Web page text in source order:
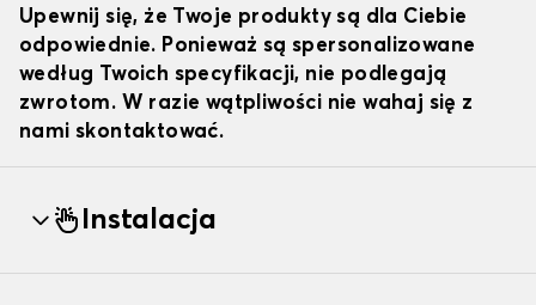
Upewnij się, że Twoje produkty są dla Ciebie
odpowiednie. Ponieważ są spersonalizowane
według Twoich specyfikacji, nie podlegają
zwrotom. W razie wątpliwości nie wahaj się z
nami skontaktować.
Instalacja